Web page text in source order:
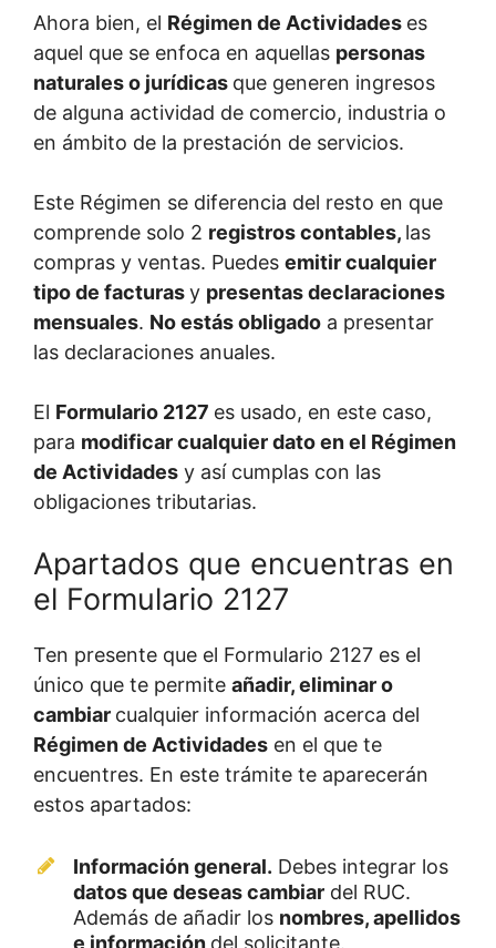
Ahora bien, el Régimen de Actividades es
aquel que se enfoca en aquellas personas
naturales o jurídicas que generen ingresos
de alguna actividad de comercio, industria o
en ámbito de la prestación de servicios.
Este Régimen se diferencia del resto en que
comprende solo 2 registros contables, las
compras y ventas. Puedes emitir cualquier
tipo de facturasy presentas declaraciones
mensuales. No estás obligado a presentar
las declaraciones anuales.
El Formulario 2127 es usado, en este caso,
para modificar cualquier dato en el Régimen
de Actividades y así cumplas con las
obligaciones tributarias.
Apartados que encuentras en
el Formulario 2127
Ten presente que el Formulario 2127 es el
único que te permite añadir, eliminar o
cambiar cualquier información acerca del
Régimen de Actividades en el que te
encuentres. En este trámite te aparecerán
estos apartados:
Información general. Debes integrar los
datos que deseas cambiar del RUC.
Además de añadir los nombres, apellidos
e información del solicitante.